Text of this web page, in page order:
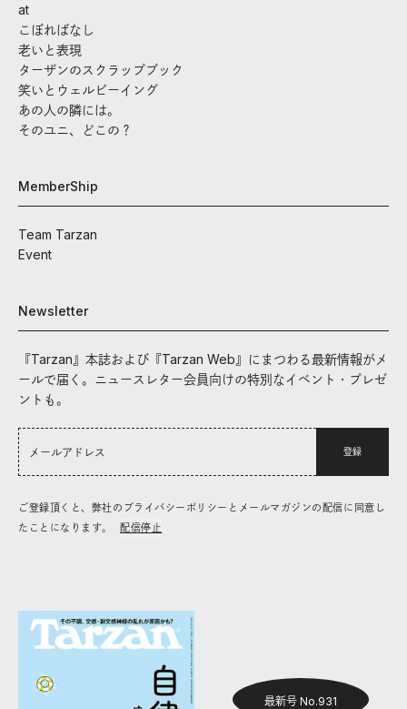
at
こぼればなし
老いと表現
ターザンのスクラップブック
笑いとウェルビーイング
あの人の隣には。
そのユニ、どこの？
MemberShip
Team Tarzan
Event
Newsletter
『Tarzan』本誌および『Tarzan Web』にまつわる最新情報がメ
ールで届く。ニュースレター会員向けの特別なイベント・プレゼ
ントも。
登録
ご登録頂くと、弊社のプライバシーポリシーとメールマガジンの配信に同意し
たことになります。
配信停止
最新号 No.931